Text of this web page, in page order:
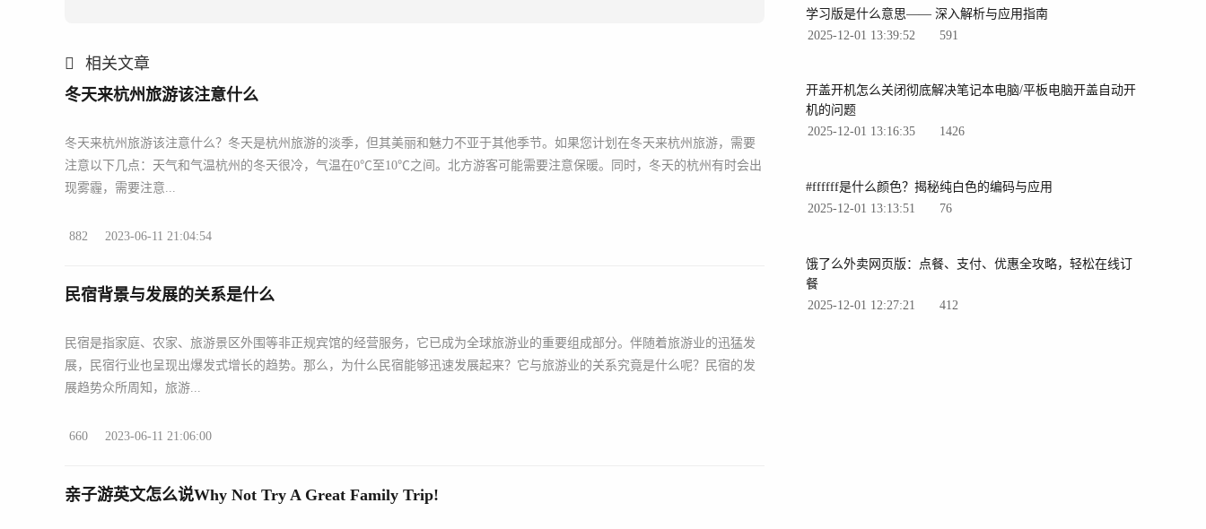
相关文章
冬天来杭州旅游该注意什么
冬天来杭州旅游该注意什么？冬天是杭州旅游的淡季，但其美丽和魅力不亚于其他季节。如果您计划在冬天来杭州旅游，需要
注意以下几点：天气和气温杭州的冬天很冷，气温在0℃至10℃之间。北方游客可能需要注意保暖。同时，冬天的杭州有时会出
现雾霾，需要注意...
882 2023-06-11 21:04:54
民宿背景与发展的关系是什么
民宿是指家庭、农家、旅游景区外围等非正规宾馆的经营服务，它已成为全球旅游业的重要组成部分。伴随着旅游业的迅猛发
展，民宿行业也呈现出爆发式增长的趋势。那么，为什么民宿能够迅速发展起来？它与旅游业的关系究竟是什么呢？民宿的发
展趋势众所周知，旅游...
660 2023-06-11 21:06:00
亲子游英文怎么说Why Not Try A Great Family Trip!
学习版是什么意思—— 深入解析与应用指南
2025-12-01 13:39:52
591
开盖开机怎么关闭彻底解决笔记本电脑/平板电脑开盖自动开
机的问题
2025-12-01 13:16:35
1426
#ffffff是什么颜色？揭秘纯白色的编码与应用
2025-12-01 13:13:51
76
饿了么外卖网页版：点餐、支付、优惠全攻略，轻松在线订
餐
2025-12-01 12:27:21
412